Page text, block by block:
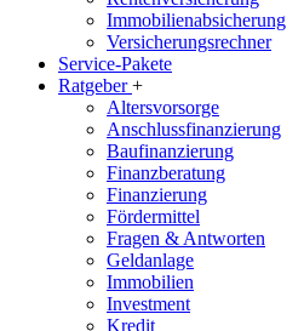
Immobilienabsicherung
Versicherungsrechner
Service-Pakete
Ratgeber+
Altersvorsorge
Anschlussfinanzierung
Baufinanzierung
Finanzberatung
Finanzierung
Fördermittel
Fragen & Antworten
Geldanlage
Immobilien
Investment
Kredit